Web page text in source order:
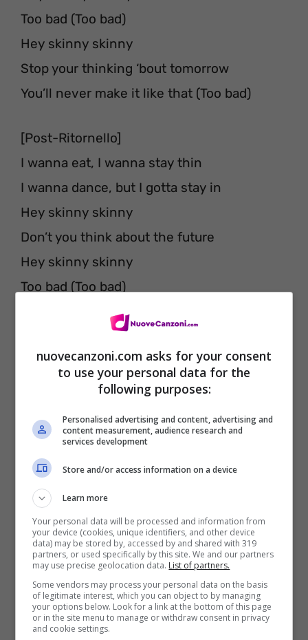
Too bad (Too bad)
Hey skinny skinny
Stop your thinking ‘bout tomorrow
You’ll never make it like that (Too bad)
[Post-Ritornello]
I wanna eat, I wanna stay thin
I wanna dance, but I gotta stay in
Hey skinny skinny
Don’t you think about the future
Hey skinny skinny
Too bad (Too bad)
Voglio mangiare, voglio restare magro
Voglio ballare, ma devo restare
Ehi magro magro
Non pensi al futuro
Ehi magro magro
Peccato (Peccato)
nuovecanzoni.com asks for your consent
to use your personal data for the
following purposes:
Personalised advertising and content, advertising and
content measurement, audience research and
services development
Store and/or access information on a device
Learn more
Your personal data will be processed and information from
your device (cookies, unique identifiers, and other device
data) may be stored by, accessed by and shared with 319
partners, or used specifically by this site. We and our partners
may use precise geolocation data. List of partners.
Some vendors may process your personal data on the basis
of legitimate interest, which you can object to by managing
your options below. Look for a link at the bottom of this page
or in the site menu to manage or withdraw consent in privacy
and cookie settings.